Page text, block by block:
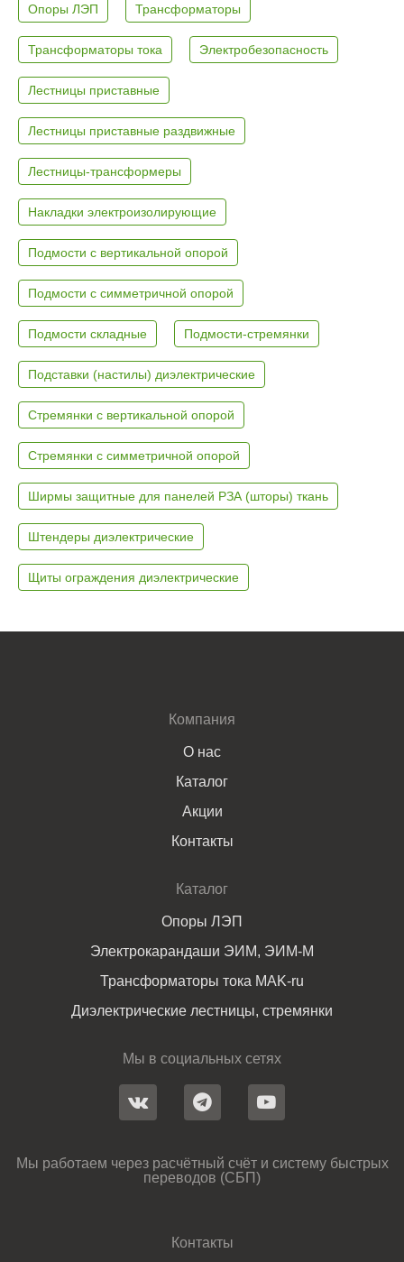
Опоры ЛЭП Трансформаторы
Трансформаторы тока Электробезопасность
Лестницы приставные
Лестницы приставные раздвижные
Лестницы-трансформеры
Накладки электроизолирующие
Подмости с вертикальной опорой
Подмости с симметричной опорой
Подмости складные Подмости-стремянки
Подставки (настилы) диэлектрические
Стремянки с вертикальной опорой
Стремянки с симметричной опорой
Ширмы защитные для панелей РЗА (шторы) ткань
Штендеры диэлектрические
Щиты ограждения диэлектрические
Компания
О нас
Каталог
Акции
Контакты
Каталог
Опоры ЛЭП
Электрокарандаши ЭИМ, ЭИМ-М
Трансформаторы тока MAK-ru
Диэлектрические лестницы, стремянки
Мы в социальных сетях
Мы работаем через расчётный счёт и систему быстрых
переводов (СБП)
Контакты